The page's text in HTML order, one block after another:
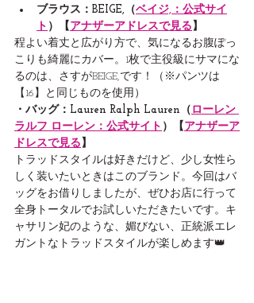
ブラウス：BEIGE,（ベイジ,：公式サイ
ト ）【アナザーアドレスで見る 】
程よい着丈と広がり方で、気になるお腹ぽっ
こりも綺麗にカバー。1枚で主役級にサマにな
るのは、さすがBEIGE,です！（※パンツは
【16】と同じものを使用）
・バッグ：Lauren Ralph Lauren（ ローレン
ラルフ ローレン：公式サイト ）【アナザーア
ドレスで見る 】
トラッドスタイルは好きだけど、少し女性ら
しく装いたいときはこのブランド。今回はバ
ッグをお借りしましたが、ぜひお店に行って
全身トータルでお試しいただきたいです。キ
ャサリン妃のような、媚びない、正統派エレ
ガントなトラッドスタイルが楽しめます👑